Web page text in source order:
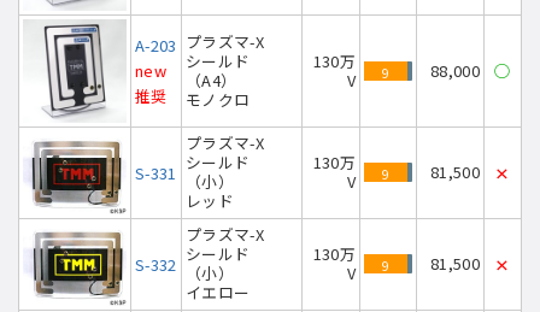
A-203
new
推奨
プラズマ-X
シールド
（A4）
モノクロ
130万
V
9 88,000 ◯
S-331
プラズマ-X
シールド
（小）
レッド
130万
V
9 81,500 ×
S-332
プラズマ-X
シールド
（小）
イエロー
130万
V
9 81,500 ×